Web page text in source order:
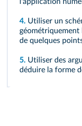
4. Utiliser un
de quelques
5. Utiliser des
déduire la forme